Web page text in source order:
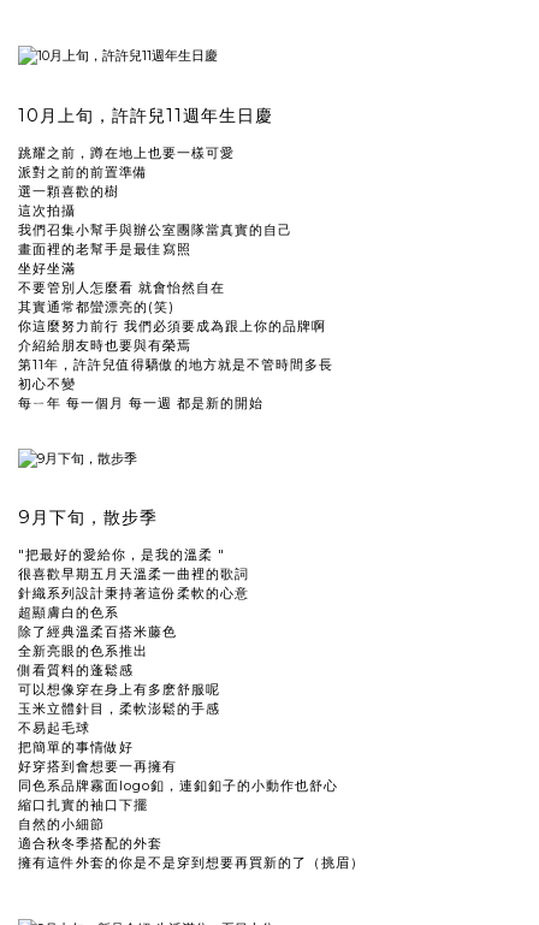
10月上旬，許許兒11週年生日慶
跳耀之前，蹲在地上也要一樣可愛
派對之前的前置準備
選一顆喜歡的樹
這次拍攝
我們召集小幫手與辦公室團隊當真實的自己
畫面裡的老幫手是最佳寫照
坐好坐滿
不要管別人怎麼看 就會怡然自在
其實通常都蠻漂亮的(笑)
你這麼努力前行 我們必須要成為跟上你的品牌啊
介紹給朋友時也要與有榮焉
第11年，許許兒值得驕傲的地方就是不管時間多長
初心不變
每ㄧ年 每一個月 每一週 都是新的開始
9月下旬，散步季
"把最好的愛給你，是我的溫柔 "
很喜歡早期五月天溫柔一曲裡的歌詞
針織系列設計秉持著這份柔軟的心意
超顯膚白的色系
除了經典溫柔百搭米藤色
全新亮眼的色系推出
側看質料的蓬鬆感
可以想像穿在身上有多麽舒服呢
玉米立體針目，柔軟澎鬆的手感
不易起毛球
把簡單的事情做好
好穿搭到會想要一再擁有
同色系品牌霧面logo釦，連釦釦子的小動作也舒心
縮口扎實的袖口下擺
自然的小細節
適合秋冬季搭配的外套
擁有這件外套的你是不是穿到想要再買新的了（挑眉）